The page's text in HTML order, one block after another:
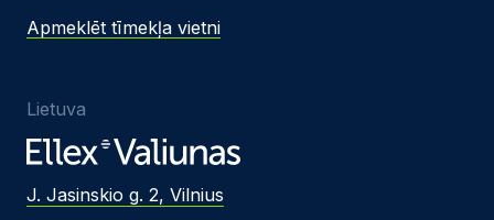
Apmeklēt tīmekļa vietni
Lietuva
J. Jasinskio g. 2, Vilnius